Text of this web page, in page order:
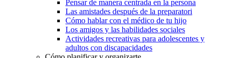
Pensar de manera centrada en la persona
Las amistades después de la preparatori
Cómo hablar con el médico de tu hijo
Los amigos y las habilidades sociales
Actividades recreativas para adolescentes y
adultos con discapacidades